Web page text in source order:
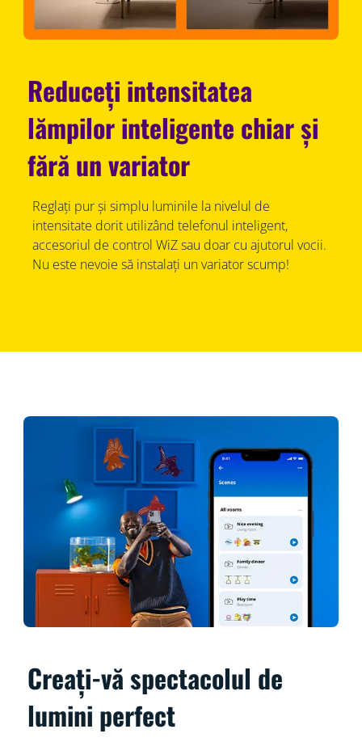
Reduceți intensitatea
lămpilor inteligente chiar și
fără un variator
Reglați pur și simplu luminile la nivelul de
intensitate dorit utilizând telefonul inteligent,
accesoriul de control WiZ sau doar cu ajutorul vocii.
Nu este nevoie să instalați un variator scump!
Creați-vă spectacolul de
lumini perfect